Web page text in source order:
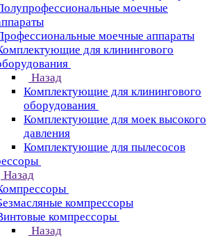
моечные
моечные аппараты
для клинингового
Назад
Комплектующие для клинингового
оборудования
Комплектующие для моек высокого
давления
Комплектующие для пылесосов
Назад
компрессоры
компрессоры
Назад